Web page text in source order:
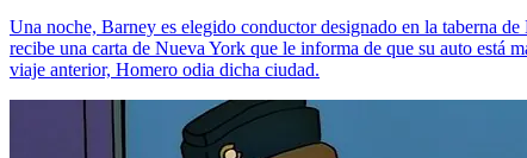
Una noche, Barney es elegido conductor designado en la taberna
recibe una carta de Nueva York que le informa de que su auto está
viaje anterior, Homero odia dicha ciudad.